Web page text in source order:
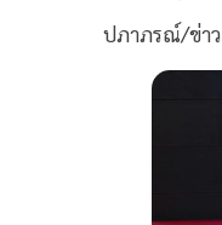
ปภาภรณ์/ข่าว